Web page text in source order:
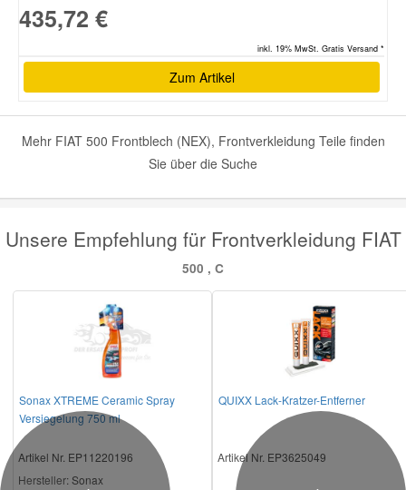
435,72 €
inkl. 19% MwSt. Gratis Versand *
Zum Artikel
Mehr FIAT 500 Frontblech (NEX), Frontverkleidung Teile finden
Sie über die Suche
Unsere Empfehlung für Frontverkleidung FIAT
500 , C
Sonax XTREME Ceramic Spray
Versiegelung 750 ml
Artikel Nr. EP11220196
Hersteller: Sonax
QUIXX Lack-Kratzer-Entferner
Artikel Nr. EP3625049